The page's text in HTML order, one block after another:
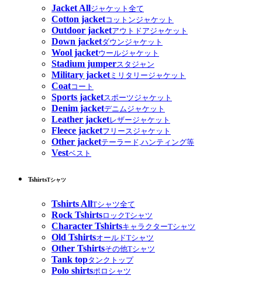
Jacket Allジャケット全て
Cotton jacketコットンジャケット
Outdoor jacketアウトドアジャケット
Down jacketダウンジャケット
Wool jacketウールジャケット
Stadium jumperスタジャン
Military jacketミリタリージャケット
Coatコート
Sports jacketスポーツジャケット
Denim jacketデニムジャケット
Leather jacketレザージャケット
Fleece jacketフリースジャケット
Other jacketテーラード,ハンティング等
Vestベスト
TshirtsTシャツ
Tshirts AllTシャツ全て
Rock TshirtsロックTシャツ
Character TshirtsキャラクターTシャツ
Old TshirtsオールドTシャツ
Other Tshirtsその他Tシャツ
Tank topタンクトップ
Polo shirtsポロシャツ